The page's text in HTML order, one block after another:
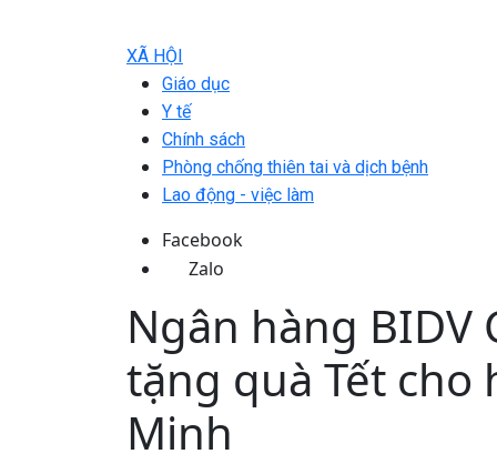
XÃ HỘI
Giáo dục
Y tế
Chính sách
Phòng chống thiên tai và dịch bệnh
Lao động - việc làm
Facebook
Zalo
Ngân hàng BIDV
tặng quà Tết cho
Minh